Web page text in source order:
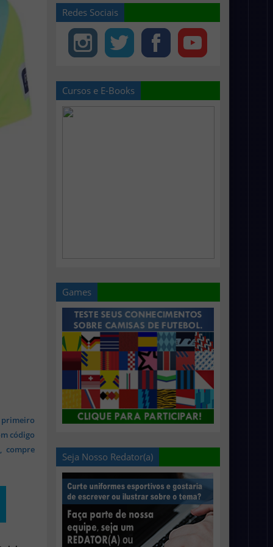
código
compre
Redes Sociais
Cursos e E-Books
Games
Seja Nosso Redator(a)